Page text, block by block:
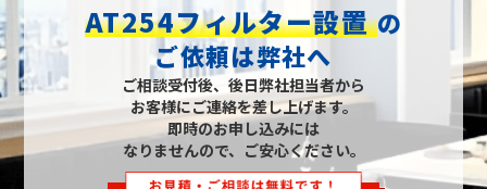
AT254フィルター設置の
ご依頼は弊社へ
ご相談受付後、後日弊社担当者から
お客様にご連絡を差し上げます。
即時のお申し込みには
なりませんので、ご安心ください。